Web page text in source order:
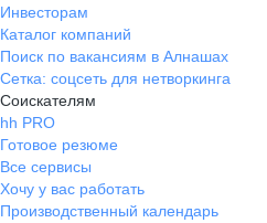
Инвесторам
Каталог компаний
Поиск по вакансиям в Алнашах
Сетка: соцсеть для нетворкинга
Соискателям
hh PRO
Готовое резюме
Все сервисы
Хочу у вас работать
Производственный календарь